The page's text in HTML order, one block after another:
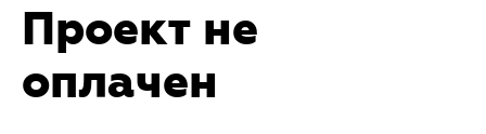
Проект не
оплачен